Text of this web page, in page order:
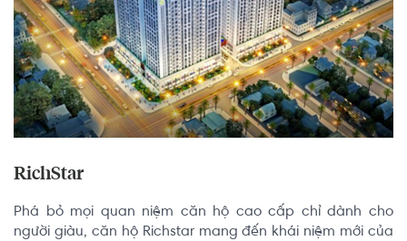
RichStar
Phá bỏ mọi quan niệm căn hộ cao cấp chỉ dành cho
người giàu, căn hộ Richstar mang đến khái niệm mới của